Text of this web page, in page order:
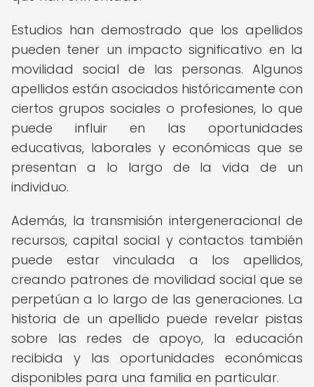
Estudios han demostrado que los apellidos
pueden tener un impacto significativo en la
movilidad social de las personas. Algunos
apellidos están asociados históricamente con
ciertos grupos sociales o profesiones, lo que
puede influir en las oportunidades
educativas, laborales y económicas que se
presentan a lo largo de la vida de un
individuo.
Además, la transmisión intergeneracional de
recursos, capital social y contactos también
puede estar vinculada a los apellidos,
creando patrones de movilidad social que se
perpetúan a lo largo de las generaciones. La
historia de un apellido puede revelar pistas
sobre las redes de apoyo, la educación
recibida y las oportunidades económicas
disponibles para una familia en particular.